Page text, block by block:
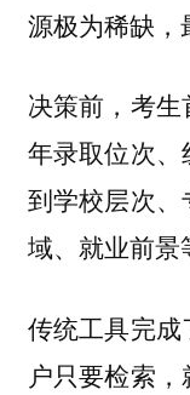
源极为稀缺，
决策前，考
年录取位次
到学校层次
域、就业前景
传统工具完
户只要检索